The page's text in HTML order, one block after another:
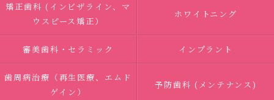
矯正歯科 (インビザライン、マ
ウスピース矯正）
ホワイトニング
審美歯科・セラミック インプラント
歯周病治療（再生医療、エムド
ゲイン）
予防歯科 (メンテナンス)